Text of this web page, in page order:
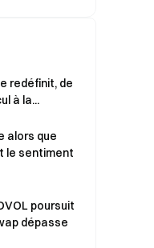
redéfinit, de
à la...
alors que
le sentiment
poursuit
dépasse